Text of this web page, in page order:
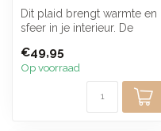
Dit plaid brengt warmte en
sfeer in je interieur. De
zo...
€49,95
Op voorraad